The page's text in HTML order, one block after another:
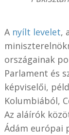
A nyílt levelet,
országainak
Parlament és
képviselői,
Kolumbiából,
Az aláírók
Ádám európai